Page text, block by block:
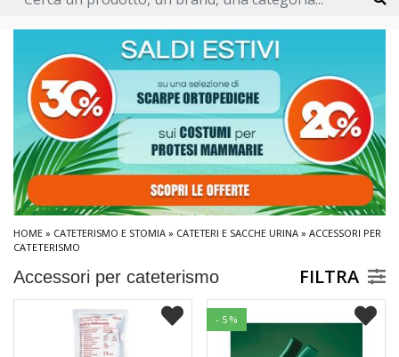
HOME » CATETERISMO E STOMIA » CATETERI E SACCHE URINA » ACCESSORI PER
CATETERISMO
Accessori per cateterismo FILTRA
- 5 %